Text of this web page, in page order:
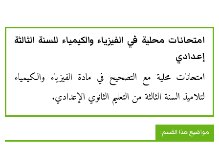
امتحانات محلية في الفيزياء والكيمياء للسنة الثالثة
إعدادي
امتحانات محلية مع التصحيح في مادة الفيزياء والكيمياء
لتلاميذ السنة الثالثة من التعليم الثانوي الإعدادي.
مواضيع هذا القسم: